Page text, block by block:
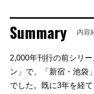
Summary 内容
2,000年刊行の前シリ
ン」で、「新宿・池袋
でした。既に3年を経